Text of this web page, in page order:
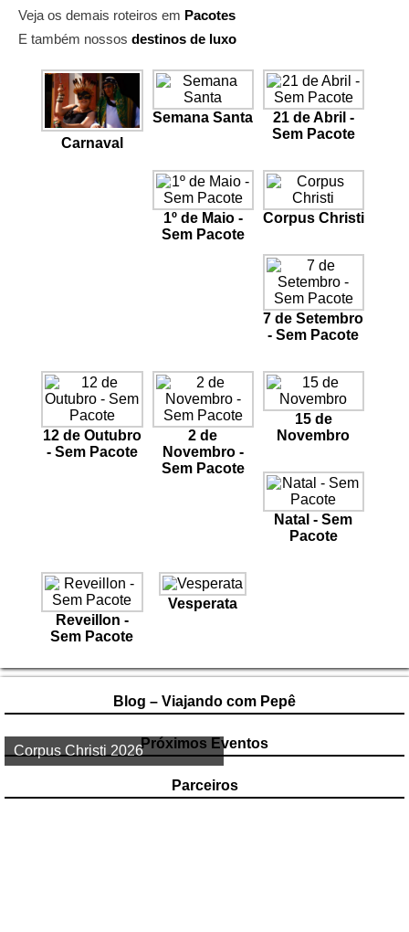
Veja os demais roteiros em Pacotes
E também nossos destinos de luxo
Carnaval
Semana Santa
21 de Abril -
Sem Pacote
1º de Maio -
Sem Pacote
Corpus Christi
7 de Setembro
- Sem Pacote
12 de Outubro
- Sem Pacote
2 de
Novembro -
Sem Pacote
15 de
Novembro
Natal - Sem
Pacote
Reveillon -
Sem Pacote
Vesperata
Blog – Viajando com Pepê
Próximos Eventos
1º de Maio 2026
Corpus Christi 2026
Parceiros